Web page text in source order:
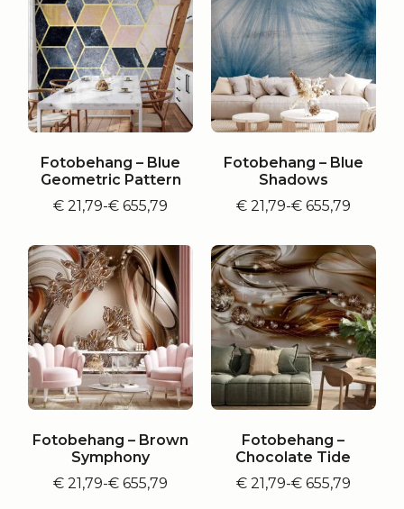
Fotobehang – Blue
Geometric Pattern
€ 21,79-€ 655,79
Prijsklasse:
tot
€ 655,79
Fotobehang – Blue
Shadows
€21,79-€655,79
Prijsklasse:
tot
€ 655,79
Fotobehang – Brown
Symphony
€ 21,79-€ 655,79
Prijsklasse:
Fotobehang –
Chocolate Tide
€21,79-€655,79
Prijsklasse: